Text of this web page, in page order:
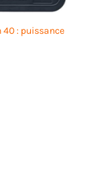
40 : puissance